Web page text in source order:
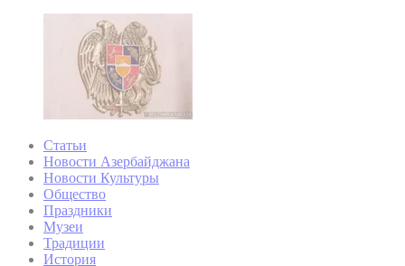
Статьи
Новости Азербайджана
Новости Культуры
Общество
Праздники
Музеи
Традиции
История